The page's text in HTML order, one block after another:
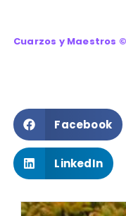
Cuarzos y Maestros ©
Facebook
LinkedIn